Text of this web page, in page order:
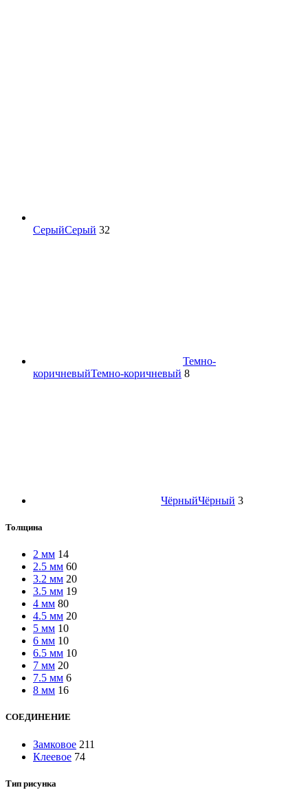
СерыйСерый 32
Темно-
коричневыйТемно-коричневый 8
ЧёрныйЧёрный 3
Толщина
2 мм 14
2.5 мм 60
3.2 мм 20
3.5 мм 19
4 мм 80
4.5 мм 20
5 мм 10
6 мм 10
6.5 мм 10
7 мм 20
7.5 мм 6
8 мм 16
СОЕДИНЕНИЕ
Замковое 211
Клеевое 74
Тип рисунка